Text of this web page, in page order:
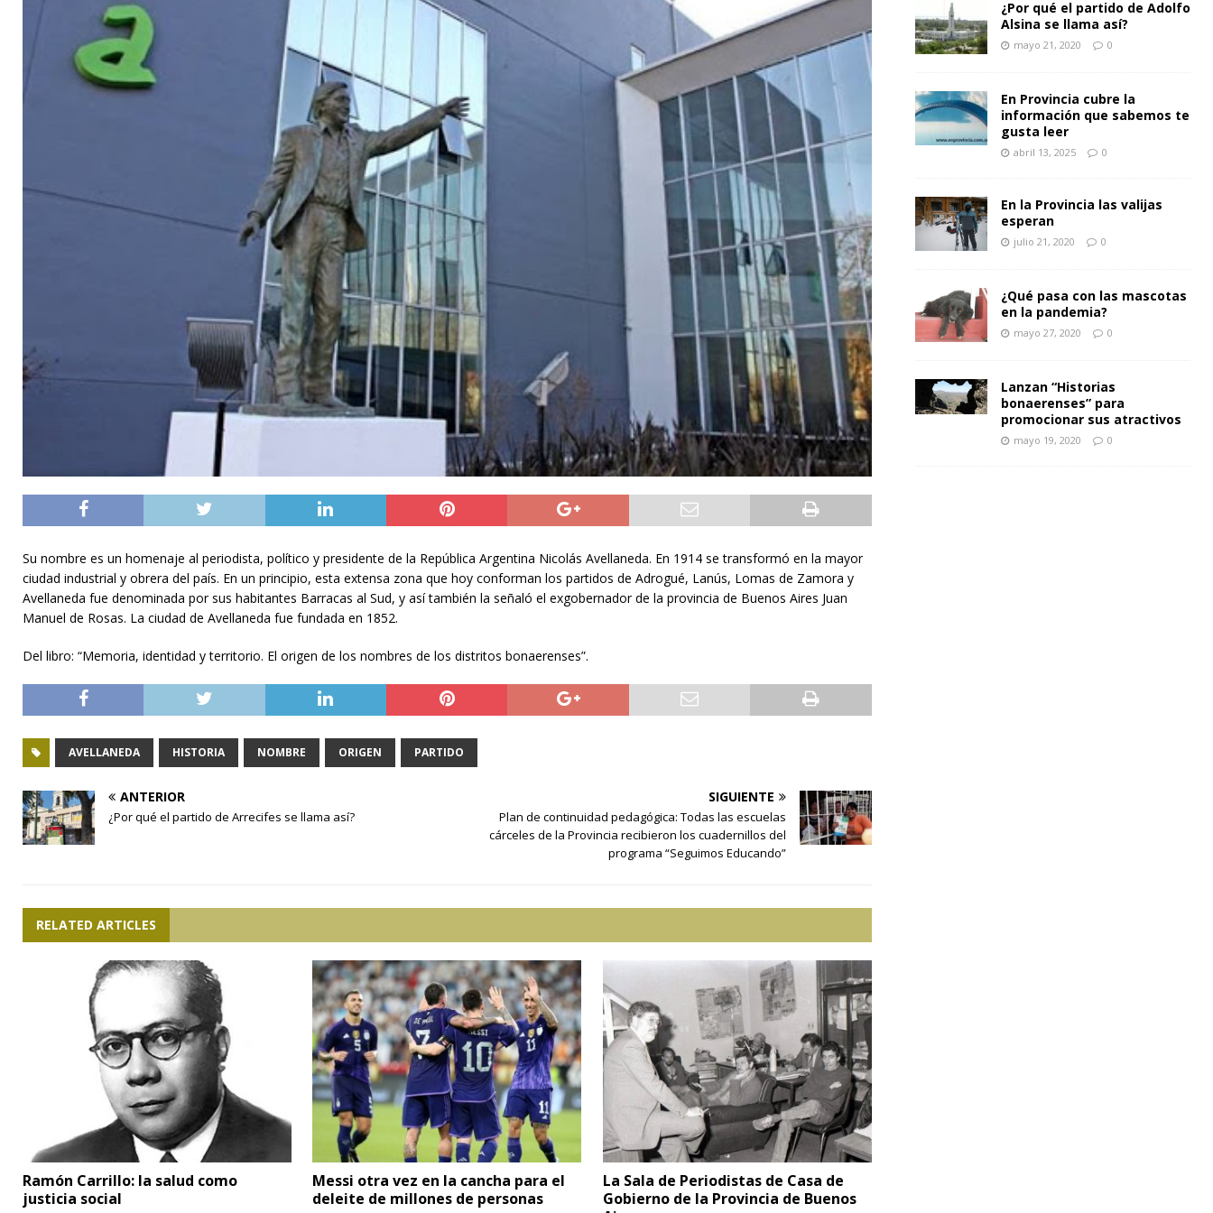
Su nombre es un homenaje al periodista, político y presidente de la República Argentina Nicolás Avellaneda. En 1914 se transformó en la mayor
ciudad industrial y obrera del país. En un principio, esta extensa zona que hoy conforman los partidos de Adrogué, Lanús, Lomas de Zamora y
Avellaneda fue denominada por sus habitantes Barracas al Sud, y así también la señaló el exgobernador de la provincia de Buenos Aires Juan
Manuel de Rosas. La ciudad de Avellaneda fue fundada en 1852.
Del libro: “Memoria, identidad y territorio. El origen de los nombres de los distritos bonaerenses”.
AVELLANEDA HISTORIA NOMBRE ORIGEN PARTIDO
ANTERIOR
¿Por qué el partido de Arrecifes se llama así?
SIGUIENTE
Plan de continuidad pedagógica: Todas las escuelas
cárceles de la Provincia recibieron los cuadernillos del
programa “Seguimos Educando”
RELATED ARTICLES
Ramón Carrillo: la salud como
justicia social
Messi otra vez en la cancha para el
deleite de millones de personas
La Sala de Periodistas de Casa de
Gobierno de la Provincia de Buenos
¿Por qué el partido de Adolfo
Alsina se llama así?
mayo 21, 2020 0
En Provincia cubre la
información que sabemos te
gusta leer
abril 13, 2025 0
En la Provincia las valijas
esperan
julio 21, 2020 0
¿Qué pasa con las mascotas
en la pandemia?
mayo 27, 2020 0
Lanzan “Historias
bonaerenses” para
promocionar sus atractivos
mayo 19, 2020 0